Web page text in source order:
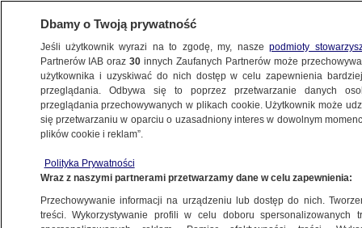
KULTURA I STYL
nie mam nawet własnego mieszkania
19.04.2022, 12:02
Dbamy o Twoją prywatność
Jeśli użytkownik wyrazi na to zgodę, my, naszepodmioty
Partnerów IAB oraz30 innych Zaufanych Partnerów może
użytkownika i uzyskiwać do nich dostęp w celu zapewnienia
przeglądania. Odbywa się to poprzez przetwarzanie danych
przeglądania przechowywanych w plikach cookie. Użytkownik może
się przetwarzaniu w oparciu o uzasadniony interes w dowolnym
plików cookie i reklam”.
Polityka Prywatności
Wraz z naszymi partnerami przetwarzamy dane w celu zapewnienia:
Przechowywanie informacji na urządzeniu lub dostęp do nich.
treści. Wykorzystywanie profili w celu doboru spersonalizowanych